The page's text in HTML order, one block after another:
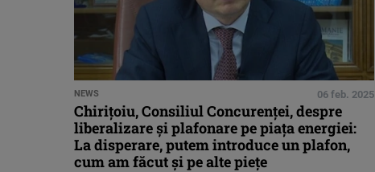
NEWS 06 feb. 2025
Chirițoiu, Consiliul Concurenței, despre
liberalizare și plafonare pe piața energiei:
La disperare, putem introduce un plafon,
cum am făcut și pe alte piețe